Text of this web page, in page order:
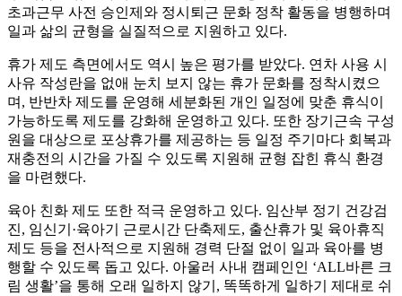
초과근무 사전 승인제와 정시퇴근 문화 정착 활동을 병행하며
일과 삶의 균형을 실질적으로 지원하고 있다.
휴가 제도 측면에서도 역시 높은 평가를 받았다. 연차 사용 시
사유 작성란을 없애 눈치 보지 않는 휴가 문화를 정착시켰으
며, 반반차 제도를 운영해 세분화된 개인 일정에 맞춘 휴식이
가능하도록 제도를 강화해 운영하고 있다. 또한 장기근속 구성
원을 대상으로 포상휴가를 제공하는 등 일정 주기마다 회복과
재충전의 시간을 가질 수 있도록 지원해 균형 잡힌 휴식 환경
을 마련했다.
육아 친화 제도 또한 적극 운영하고 있다. 임산부 정기 건강검
진, 임신기·육아기 근로시간 단축제도, 출산휴가 및 육아휴직
제도 등을 전사적으로 지원해 경력 단절 없이 일과 육아를 병
행할 수 있도록 돕고 있다. 아울러 사내 캠페인인 ‘ALL바른 크
림 생활’을 통해 오래 일하지 않기, 똑똑하게 일하기 제대로 쉬